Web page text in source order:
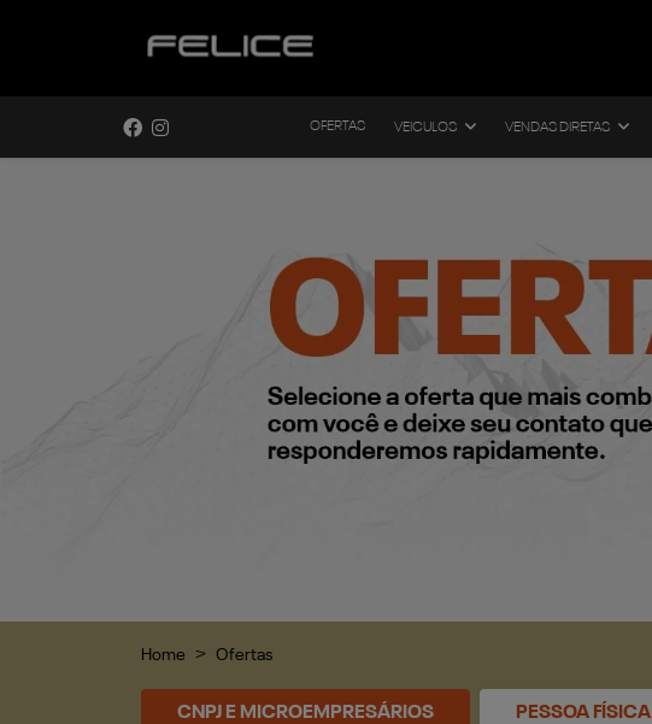
OFERTAS VEICULOS VENDAS DIRETAS
Home Ofertas
CNPJ E MICROEMPRESÁRIOS PESSOA FÍSICA